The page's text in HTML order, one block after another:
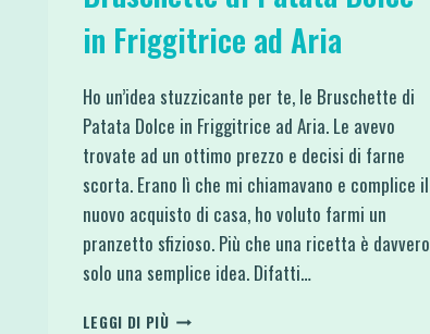
in Friggitrice ad Aria
Ho un’idea stuzzicante per te, le Bruschette di
Patata Dolce in Friggitrice ad Aria. Le avevo
trovate ad un ottimo prezzo e decisi di farne
scorta. Erano lì che mi chiamavano e complice il
nuovo acquisto di casa, ho voluto farmi un
pranzetto sfizioso. Più che una ricetta è davvero
solo una semplice idea. Difatti…
LEGGI DI PIÙBRUSCHETTE